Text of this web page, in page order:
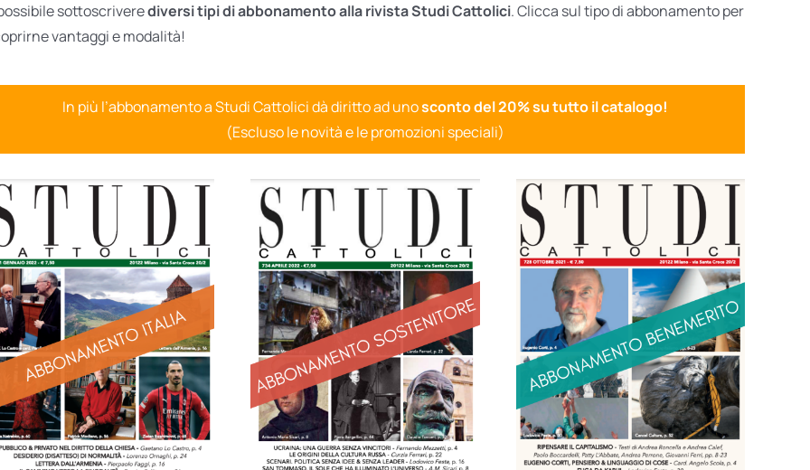
sottoscriverediversi tipi di abbonamento alla rivista Studi Cattolici. Clicca sul tipo di abbonamento per
vantaggi e modalità!
In più l’abbonamento a Studi Cattolici dà diritto ad unosconto del 20% su tutto il catalogo!
(Escluso le novità e le promozioni speciali)